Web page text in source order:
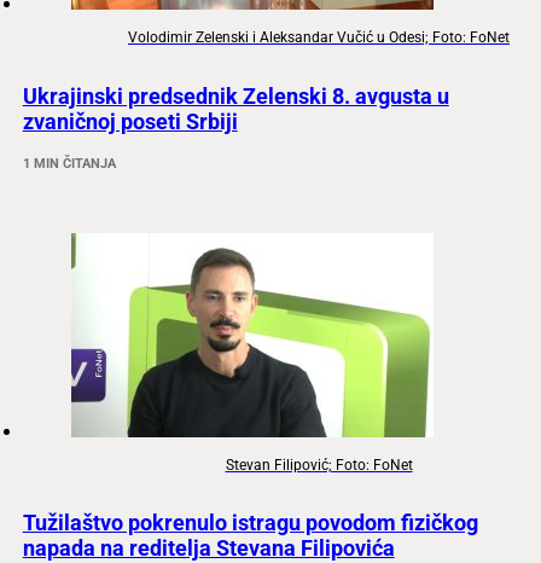
Volodimir Zelenski i Aleksandar Vučić u Odesi; Foto: FoNet
Ukrajinski predsednik Zelenski 8. avgusta u
zvaničnoj poseti Srbiji
1 MIN ČITANJA
Stevan Filipović; Foto: FoNet
Tužilaštvo pokrenulo istragu povodom fizičkog
napada na reditelja Stevana Filipovića